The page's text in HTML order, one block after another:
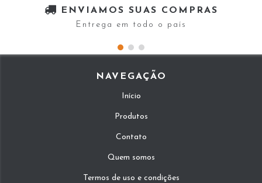
ENVIAMOS SUAS COMPRAS
Entrega em todo o país
NAVEGAÇÃO
Início
Produtos
Contato
Quem somos
Termos de uso e condições